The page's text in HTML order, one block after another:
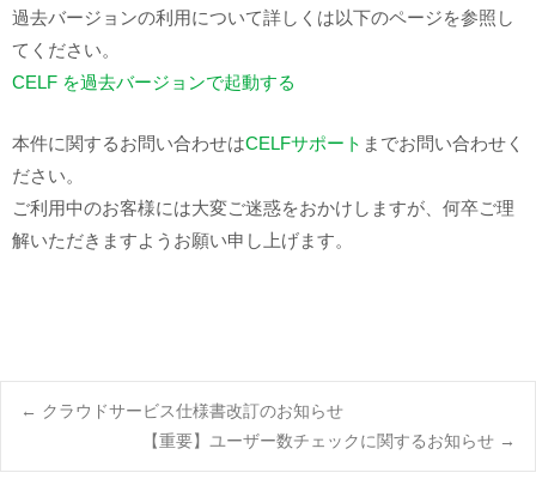
過去バージョンの利用について詳しくは以下のページを参照し
てください。
CELF を過去バージョンで起動する
本件に関するお問い合わせはCELFサポート までお問い合わせく
ださい。
ご利用中のお客様には大変ご迷惑をおかけしますが、何卒ご理
解いただきますようお願い申し上げます。
Post
← クラウドサービス仕様書改訂のお知らせ
【重要】ユーザー数チェックに関するお知らせ →